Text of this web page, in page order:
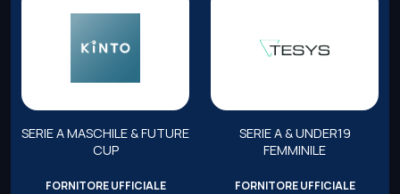
SERIE A MASCHILE & FUTURE
CUP
SERIE A & UNDER19
FEMMINILE
FORNITORE UFFICIALE FORNITORE UFFICIALE